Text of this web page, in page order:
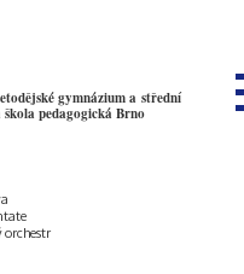
gymnázium a střední
pedagogická Brno
orchestr